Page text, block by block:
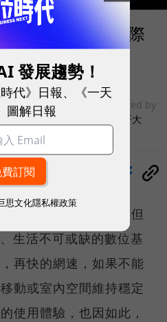
Opensignal 國際
5G 時代的好網
sponsored by
台灣大哥大
信服務的重要指標，但
生活不可或缺的數位基
再快的網速，如果不能
動或室內空間維持穩定
使用體驗，也因如此，
發展趨勢！
代》日報、《一天
圖解日報
思文化隱私權政策